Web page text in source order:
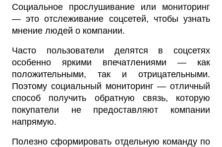
Социальное прослушивание или мониторинг
— это отслеживание соцсетей, чтобы узнать
мнение людей о компании.
Часто пользователи делятся в соцсетях
особенно яркими впечатлениями — как
положительными, так и отрицательными.
Поэтому социальный мониторинг — отличный
способ получить обратную связь, которую
покупатели не предоставляют компании
напрямую.
Полезно сформировать отдельную команду по